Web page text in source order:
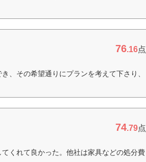
76.16点
、その希望通りにプランを考えて下さり、
74.79点
くれて良かった。他社は家具などの処分費